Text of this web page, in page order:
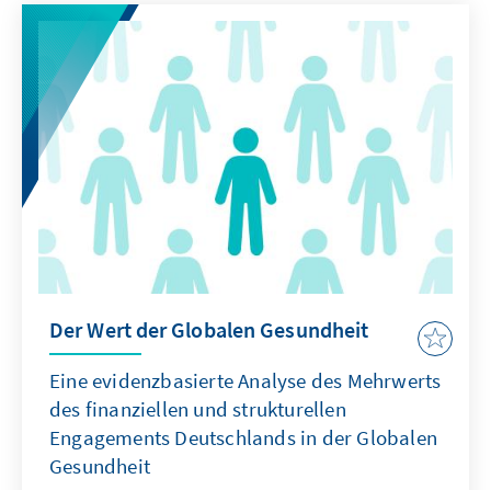
Der Wert der Globalen Gesundheit
Eine evidenzbasierte Analyse des Mehrwerts
des finanziellen und strukturellen
Engagements Deutschlands in der Globalen
Gesundheit